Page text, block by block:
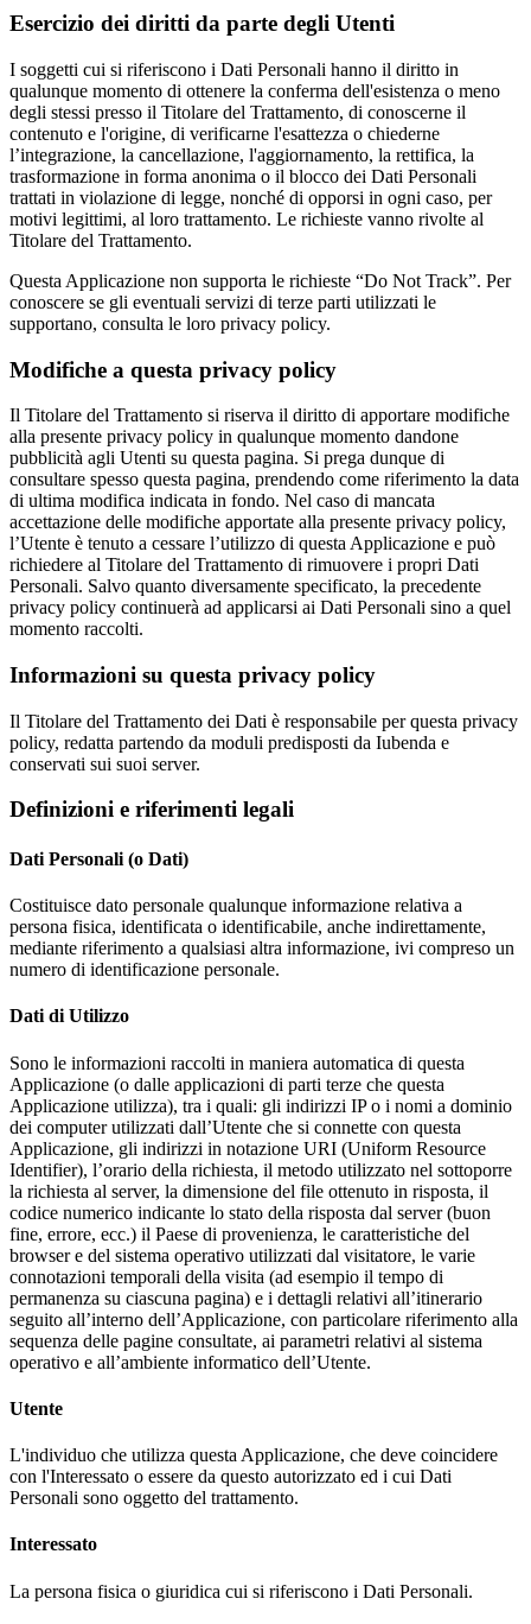
Esercizio dei diritti da parte degli Utenti
I soggetti cui si riferiscono i Dati Personali hanno il diritto in
qualunque momento di ottenere la conferma dell'esistenza o meno
degli stessi presso il Titolare del Trattamento, di conoscerne il
contenuto e l'origine, di verificarne l'esattezza o chiederne
l’integrazione, la cancellazione, l'aggiornamento, la rettifica, la
trasformazione in forma anonima o il blocco dei Dati Personali
trattati in violazione di legge, nonché di opporsi in ogni caso, per
motivi legittimi, al loro trattamento. Le richieste vanno rivolte al
Titolare del Trattamento.
Questa Applicazione non supporta le richieste “Do Not Track”. Per
conoscere se gli eventuali servizi di terze parti utilizzati le
supportano, consulta le loro privacy policy.
Modifiche a questa privacy policy
Il Titolare del Trattamento si riserva il diritto di apportare modifiche
alla presente privacy policy in qualunque momento dandone
pubblicità agli Utenti su questa pagina. Si prega dunque di
consultare spesso questa pagina, prendendo come riferimento la data
di ultima modifica indicata in fondo. Nel caso di mancata
accettazione delle modifiche apportate alla presente privacy policy,
l’Utente è tenuto a cessare l’utilizzo di questa Applicazione e può
richiedere al Titolare del Trattamento di rimuovere i propri Dati
Personali. Salvo quanto diversamente specificato, la precedente
privacy policy continuerà ad applicarsi ai Dati Personali sino a quel
momento raccolti.
Informazioni su questa privacy policy
Il Titolare del Trattamento dei Dati è responsabile per questa privacy
policy, redatta partendo da moduli predisposti da Iubenda e
conservati sui suoi server.
Definizioni e riferimenti legali
Dati Personali (o Dati)
Costituisce dato personale qualunque informazione relativa a
persona fisica, identificata o identificabile, anche indirettamente,
mediante riferimento a qualsiasi altra informazione, ivi compreso un
numero di identificazione personale.
Dati di Utilizzo
Sono le informazioni raccolti in maniera automatica di questa
Applicazione (o dalle applicazioni di parti terze che questa
Applicazione utilizza), tra i quali: gli indirizzi IP o i nomi a dominio
dei computer utilizzati dall’Utente che si connette con questa
Applicazione, gli indirizzi in notazione URI (Uniform Resource
Identifier), l’orario della richiesta, il metodo utilizzato nel sottoporre
la richiesta al server, la dimensione del file ottenuto in risposta, il
codice numerico indicante lo stato della risposta dal server (buon
fine, errore, ecc.) il Paese di provenienza, le caratteristiche del
browser e del sistema operativo utilizzati dal visitatore, le varie
connotazioni temporali della visita (ad esempio il tempo di
permanenza su ciascuna pagina) e i dettagli relativi all’itinerario
seguito all’interno dell’Applicazione, con particolare riferimento alla
sequenza delle pagine consultate, ai parametri relativi al sistema
operativo e all’ambiente informatico dell’Utente.
Utente
L'individuo che utilizza questa Applicazione, che deve coincidere
con l'Interessato o essere da questo autorizzato ed i cui Dati
Personali sono oggetto del trattamento.
Interessato
La persona fisica o giuridica cui si riferiscono i Dati Personali.